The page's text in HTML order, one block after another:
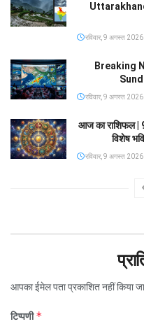
रविवार, 9 अगस्त 2026
Breaking
रविवार, 9 अगस्त 2026
आज का राशिफल |
विशेष
रविवार, 9 अगस्त 2026
आपका ईमेल पता प्रकाशित नहीं किया
टिप्पणी*